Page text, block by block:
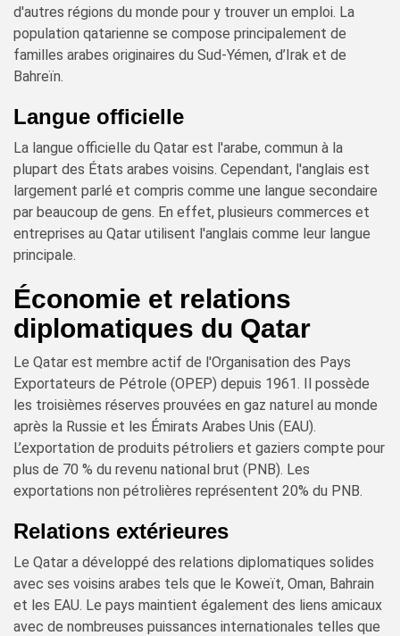
d'autres régions du monde pour y trouver un emploi. La
population qatarienne se compose principalement de
familles arabes originaires du Sud-Yémen, d’Irak et de
Bahreïn.
Langue officielle
La langue officielle du Qatar est l'arabe, commun à la
plupart des États arabes voisins. Cependant, l'anglais est
largement parlé et compris comme une langue secondaire
par beaucoup de gens. En effet, plusieurs commerces et
entreprises au Qatar utilisent l'anglais comme leur langue
principale.
Économie et relations
diplomatiques du Qatar
Le Qatar est membre actif de l'Organisation des Pays
Exportateurs de Pétrole (OPEP) depuis 1961. Il possède
les troisièmes réserves prouvées en gaz naturel au monde
après la Russie et les Émirats Arabes Unis (EAU).
L’exportation de produits pétroliers et gaziers compte pour
plus de 70 % du revenu national brut (PNB). Les
exportations non pétrolières représentent 20% du PNB.
Relations extérieures
Le Qatar a développé des relations diplomatiques solides
avec ses voisins arabes tels que le Koweït, Oman, Bahrain
et les EAU. Le pays maintient également des liens amicaux
avec de nombreuses puissances internationales telles que